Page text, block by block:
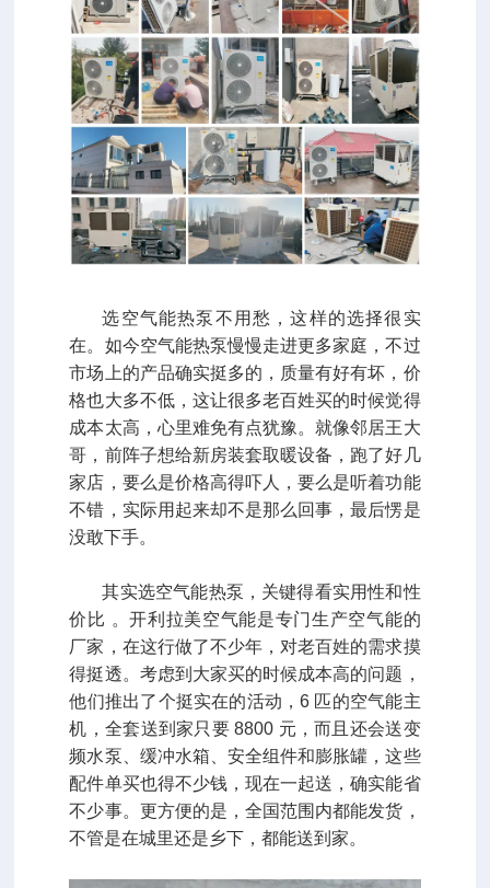
选空气能热泵不用愁，这样的选择很实
在。如今空气能热泵慢慢走进更多家庭，不过
市场上的产品确实挺多的，质量有好有坏，价
格也大多不低，这让很多老百姓买的时候觉得
成本太高，心里难免有点犹豫。就像邻居王大
哥，前阵子想给新房装套取暖设备，跑了好几
家店，要么是价格高得吓人，要么是听着功能
不错，实际用起来却不是那么回事，最后愣是
没敢下手。
其实选空气能热泵，关键得看实用性和性
价比 。开利拉美空气能是专门生产空气能的
厂家，在这行做了不少年，对老百姓的需求摸
得挺透。考虑到大家买的时候成本高的问题，
他们推出了个挺实在的活动，6 匹的空气能主
机，全套送到家只要 8800 元，而且还会送变
频水泵、缓冲水箱、安全组件和膨胀罐，这些
配件单买也得不少钱，现在一起送，确实能省
不少事。更方便的是，全国范围内都能发货，
不管是在城里还是乡下，都能送到家。